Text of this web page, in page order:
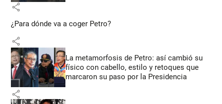
share
¿Para dónde va a coger Petro?
share
La metamorfosis de Petro: así cambió su
físico con cabello, estilo y retoques que
marcaron su paso por la Presidencia
share